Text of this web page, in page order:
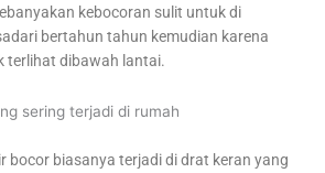
kebocoran sulit untuk di
bertahun tahun kemudian karena
terlihat dibawah lantai.
sering terjadi di rumah
bocor biasanya terjadi di drat keran yang